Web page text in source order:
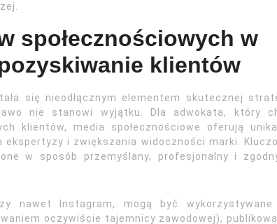
społecznościowych w
klientów
się nieodłącznym elementem skutecznej
nie stanowi wyjątku. Dla adwokata, który
klientów, media społecznościowe oferują
i zwiększania widoczności marki.
w sposób przemyślany, profesjonalny i
nawet Instagram, mogą być wykorzystywane
oczywiście tajemnicy zawodowej),